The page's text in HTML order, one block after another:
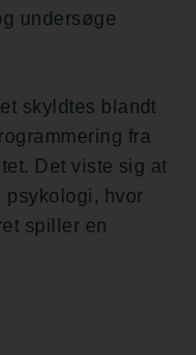
undersøge
skyldtes blandt
fra
Det viste sig at
hvor
spiller en